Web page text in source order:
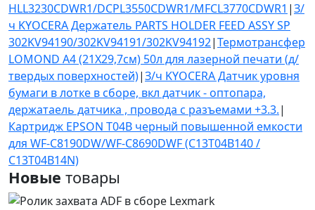
HLL3230CDWR1/DCPL3550CDWR1/MFCL3770CDWR1 |З/
ч KYOCERA Держатель PARTS HOLDER FEED ASSY SP
302KV94190/302KV94191/302KV94192|Термотрансфер
LOMOND A4 (21X29,7см) 50л для лазерной печати (д/
твердых поверхностей)|З/ч KYOCERA Датчик уровня
бумаги в лотке в сборе, вкл датчик - оптопара,
держатаель датчика , провода с разъемами +3.3.|
Картридж EPSON T04B черный повышенной емкости
для WF-C8190DW/WF-C8690DWF (C13T04B140 /
C13T04B14N)
Новые товары